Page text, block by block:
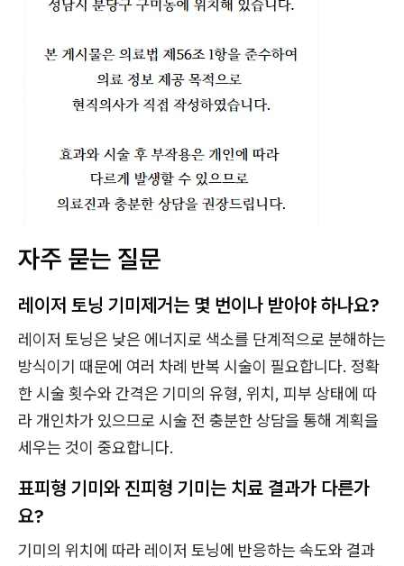
자주 묻는 질문
레이저 토닝 기미제거는 몇 번이나 받아야 하나요?
레이저 토닝은 낮은 에너지로 색소를 단계적으로 분해하는
방식이기 때문에 여러 차례 반복 시술이 필요합니다. 정확
한 시술 횟수와 간격은 기미의 유형, 위치, 피부 상태에 따
라 개인차가 있으므로 시술 전 충분한 상담을 통해 계획을
세우는 것이 중요합니다.
표피형 기미와 진피형 기미는 치료 결과가 다른가
요?
기미의 위치에 따라 레이저 토닝에 반응하는 속도와 결과